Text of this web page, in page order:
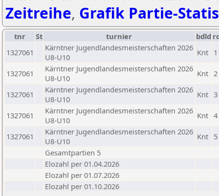
Zeitreihe, Grafik Partie-
tnr St turnier bdld
1327061
Kärntner Jugendlandesmeisterschaften 2026
U8-U10
Knt 1
1327061
Kärntner Jugendlandesmeisterschaften 2026
U8-U10
Knt 2
1327061
Kärntner Jugendlandesmeisterschaften 2026
U8-U10
Knt 3
1327061
Kärntner Jugendlandesmeisterschaften 2026
U8-U10
Knt 4
1327061
Kärntner Jugendlandesmeisterschaften 2026
U8-U10
Knt 5
Gesamtpartien 5
Elozahl per 01.04.2026
Elozahl per 01.07.2026
Elozahl per 01.10.2026